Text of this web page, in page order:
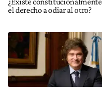
el derecho a odiar al otro?